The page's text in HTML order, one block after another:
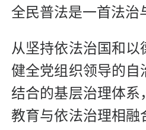
全民普法是一首法治
从坚持依法治国和以
健全党组织领导的自
结合的基层治理体系
教育与依法治理相融